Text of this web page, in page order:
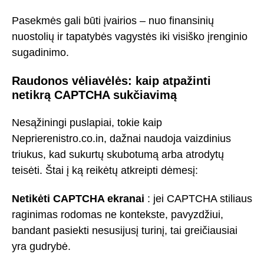
Pasekmės gali būti įvairios – nuo finansinių
nuostolių ir tapatybės vagystės iki visiško įrenginio
sugadinimo.
Raudonos vėliavėlės: kaip atpažinti
netikrą CAPTCHA sukčiavimą
Nesąžiningi puslapiai, tokie kaip
Neprierenistro.co.in, dažnai naudoja vaizdinius
triukus, kad sukurtų skubotumą arba atrodytų
teisėti. Štai į ką reikėtų atkreipti dėmesį:
Netikėti CAPTCHA ekranai : jei CAPTCHA stiliaus
raginimas rodomas ne kontekste, pavyzdžiui,
bandant pasiekti nesusijusį turinį, tai greičiausiai
yra gudrybė.